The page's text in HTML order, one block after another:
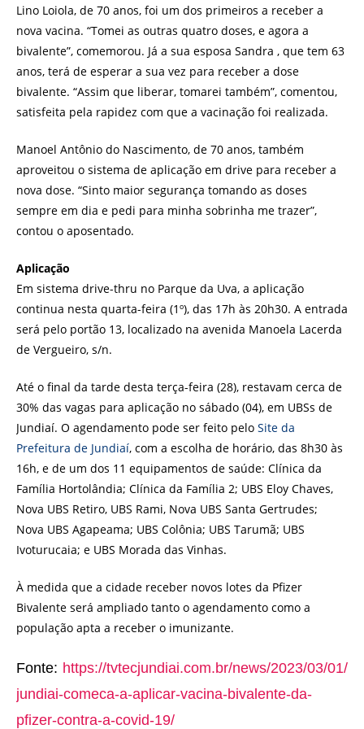
Lino Loiola, de 70 anos, foi um dos primeiros a receber a
nova vacina. “Tomei as outras quatro doses, e agora a
bivalente”, comemorou. Já a sua esposa Sandra , que tem 63
anos, terá de esperar a sua vez para receber a dose
bivalente. “Assim que liberar, tomarei também”, comentou,
satisfeita pela rapidez com que a vacinação foi realizada.
Manoel Antônio do Nascimento, de 70 anos, também
aproveitou o sistema de aplicação em drive para receber a
nova dose. “Sinto maior segurança tomando as doses
sempre em dia e pedi para minha sobrinha me trazer”,
contou o aposentado.
Aplicação
Em sistema drive-thru no Parque da Uva, a aplicação
continua nesta quarta-feira (1º), das 17h às 20h30. A entrada
será pelo portão 13, localizado na avenida Manoela Lacerda
de Vergueiro, s/n.
Até o final da tarde desta terça-feira (28), restavam cerca de
30% das vagas para aplicação no sábado (04), em UBSs de
Jundiaí. O agendamento pode ser feito pelo Site da
Prefeitura de Jundiaí, com a escolha de horário, das 8h30 às
16h, e de um dos 11 equipamentos de saúde: Clínica da
Família Hortolândia; Clínica da Família 2; UBS Eloy Chaves,
Nova UBS Retiro, UBS Rami, Nova UBS Santa Gertrudes;
Nova UBS Agapeama; UBS Colônia; UBS Tarumã; UBS
Ivoturucaia; e UBS Morada das Vinhas.
À medida que a cidade receber novos lotes da Pfizer
Bivalente será ampliado tanto o agendamento como a
população apta a receber o imunizante.
Fonte: https://tvtecjundiai.com.br/news/2023/03/01/
jundiai-comeca-a-aplicar-vacina-bivalente-da-
pfizer-contra-a-covid-19/